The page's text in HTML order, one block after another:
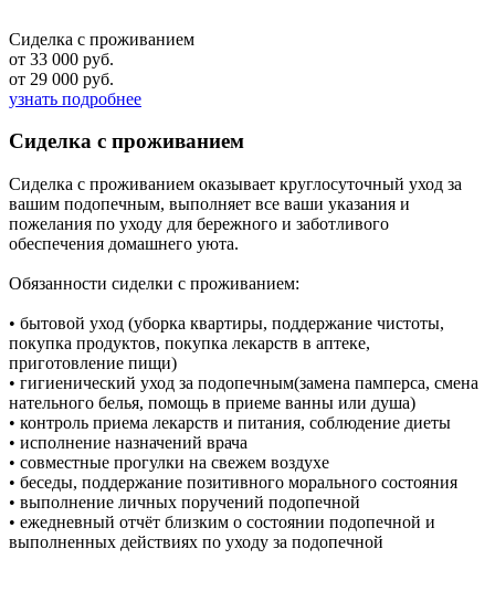
Сиделка с проживанием
от 33 000 руб.
от 29 000 руб.
узнать подробнее
Сиделка с проживанием
Сиделка с проживанием оказывает круглосуточный уход за
вашим подопечным, выполняет все ваши указания и
пожелания по уходу для бережного и заботливого
обеспечения домашнего уюта.
Обязанности сиделки с проживанием:
• бытовой уход (уборка квартиры, поддержание чистоты,
покупка продуктов, покупка лекарств в аптеке,
приготовление пищи)
• гигиенический уход за подопечным(замена памперса, смена
нательного белья, помощь в приеме ванны или душа)
• контроль приема лекарств и питания, соблюдение диеты
• исполнение назначений врача
• совместные прогулки на свежем воздухе
• беседы, поддержание позитивного морального состояния
• выполнение личных поручений подопечной
• ежедневный отчёт близким о состоянии подопечной и
выполненных действиях по уходу за подопечной